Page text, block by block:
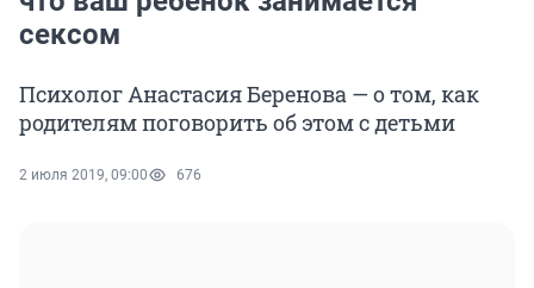
сексом
Психолог Анастасия Беренова — о том, как
родителям поговорить об этом с детьми
2 июля 2019, 09:00 676